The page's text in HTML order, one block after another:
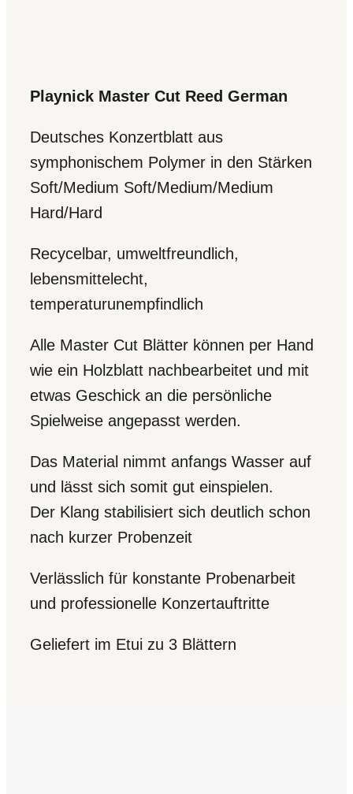
Playnick Master Cut Reed German
Deutsches Konzertblatt aus
symphonischem Polymer in den Stärken
Soft/Medium Soft/Medium/Medium
Hard/Hard
Recycelbar, umweltfreundlich,
lebensmittelecht,
temperaturunempfindlich
Alle Master Cut Blätter können per Hand
wie ein Holzblatt nachbearbeitet und mit
etwas Geschick an die persönliche
Spielweise angepasst werden.
Das Material nimmt anfangs Wasser auf
und lässt sich somit gut einspielen.
Der Klang stabilisiert sich deutlich schon
nach kurzer Probenzeit
Verlässlich für konstante Probenarbeit
und professionelle Konzertauftritte
Geliefert im Etui zu 3 Blättern